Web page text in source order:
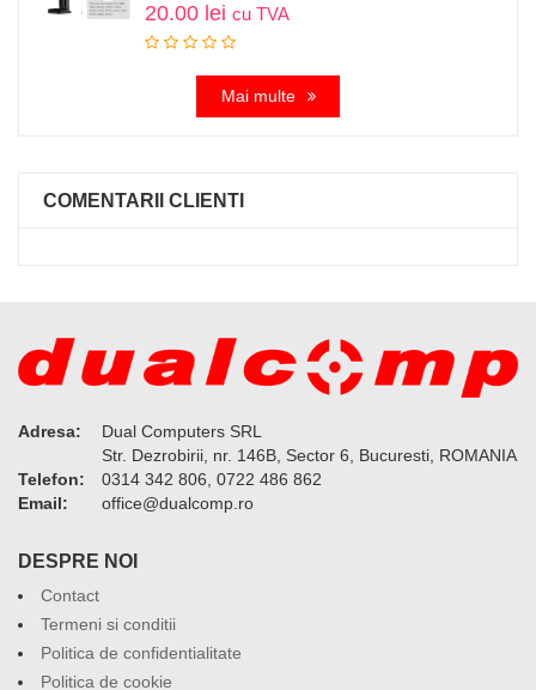
20.00 lei cu TVA
Mai multe
COMENTARII CLIENTI
Adresa:
Dual Computers SRL
Str. Dezrobirii, nr. 146B, Sector 6, Bucuresti, ROMANIA
Telefon:
0314 342 806, 0722 486 862
Email:
or.pmoclaud@eciffo
DESPRE NOI
Contact
Termeni si conditii
Politica de confidentialitate
Politica de cookie